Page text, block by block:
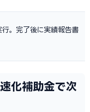
。完了後に実績報告書
化補助金で次